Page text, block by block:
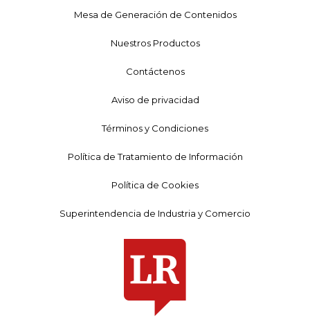
Mesa de Generación de Contenidos
Nuestros Productos
Contáctenos
Aviso de privacidad
Términos y Condiciones
Política de Tratamiento de Información
Política de Cookies
Superintendencia de Industria y Comercio